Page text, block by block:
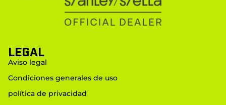
LEGAL
Aviso legal
Condiciones generales de uso
política de privacidad